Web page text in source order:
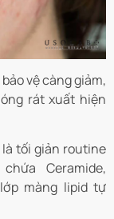
vệ càng giảm,
rát xuất hiện
tối giản routine
Ceramide,
màng lipid tự